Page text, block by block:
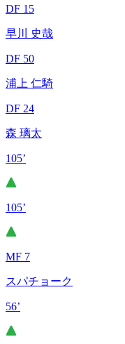
DF 15
早川 史哉
DF 50
浦上 仁騎
DF 24
森 璃太
105’
105’
MF 7
スパチョーク
56’